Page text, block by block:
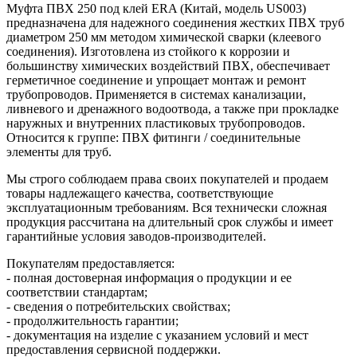
Муфта ПВХ 250 под клей ERA (Китай, модель US003)
предназначена для надежного соединения жестких ПВХ труб
диаметром 250 мм методом химической сварки (клеевого
соединения). Изготовлена из стойкого к коррозии и
большинству химических воздействий ПВХ, обеспечивает
герметичное соединение и упрощает монтаж и ремонт
трубопроводов. Применяется в системах канализации,
ливневого и дренажного водоотвода, а также при прокладке
наружных и внутренних пластиковых трубопроводов.
Относится к группе: ПВХ фитинги / соединительные
элементы для труб.
Мы строго соблюдаем права своих покупателей и продаем
товары надлежащего качества, соответствующие
эксплуатационным требованиям. Вся технически сложная
продукция рассчитана на длительный срок службы и имеет
гарантийные условия заводов-производителей.
Покупателям предоставляется:
- полная достоверная информация о продукции и ее
соответствии стандартам;
- сведения о потребительских свойствах;
- продолжительность гарантии;
- документация на изделие с указанием условий и мест
предоставления сервисной поддержки.